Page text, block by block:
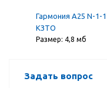
Гармония А25 N-1-
КЗТО
Размер: 4,8 мб
Задать вопрос